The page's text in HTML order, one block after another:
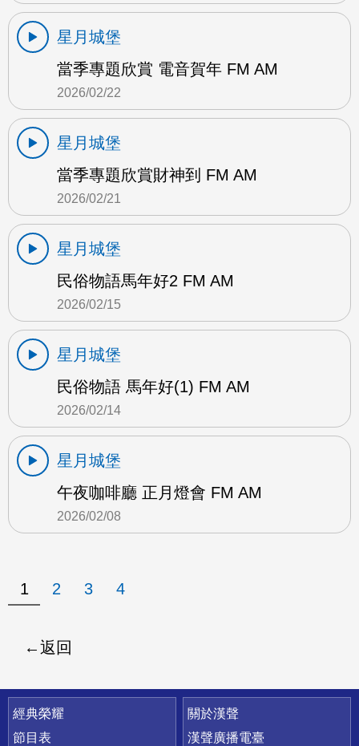
星月城堡
當季專題欣賞 電音賀年 FM AM
2026/02/22
星月城堡
當季專題欣賞財神到 FM AM
2026/02/21
星月城堡
民俗物語馬年好2 FM AM
2026/02/15
星月城堡
民俗物語 馬年好(1) FM AM
2026/02/14
星月城堡
午夜咖啡廳 正月燈會 FM AM
2026/02/08
1 2 3 4
返回
快速連結
經典榮耀
節目表
關於漢聲
漢聲廣播電臺